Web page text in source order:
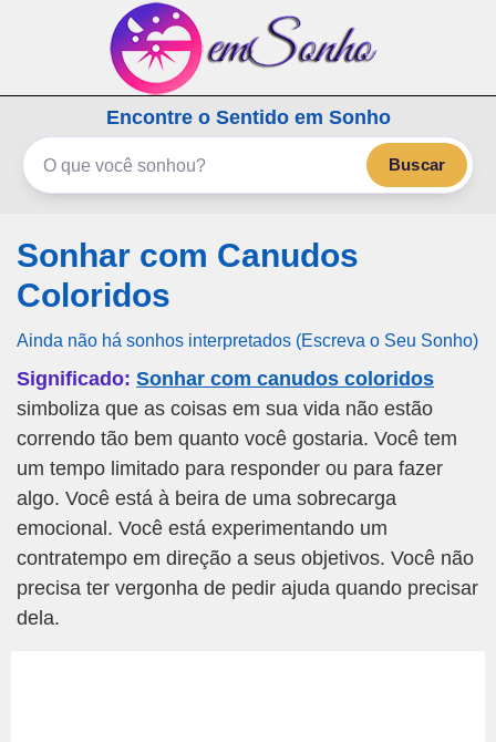
emSonho.com
Os sonhos significam mais
Encontre o Sentido em Sonho
Buscar
Sonhar com Canudos
Coloridos
Ainda não há sonhos interpretados (Escreva o Seu Sonho)
Significado: Sonhar com canudos coloridos
simboliza que as coisas em sua vida não estão
correndo tão bem quanto você gostaria. Você tem
um tempo limitado para responder ou para fazer
algo. Você está à beira de uma sobrecarga
emocional. Você está experimentando um
contratempo em direção a seus objetivos. Você não
precisa ter vergonha de pedir ajuda quando precisar
dela.